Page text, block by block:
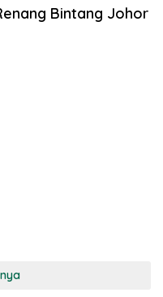
Bintang Johor